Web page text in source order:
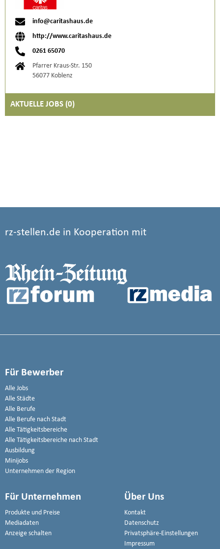
info@caritashaus.de
http://www.caritashaus.de
0261 65070
Pfarrer Kraus-Str. 150
56077 Koblenz
AKTUELLE JOBS (0)
rz-stellen.de in Kooperation mit
Für Bewerber
Alle Jobs
Alle Städte
Alle Berufe
Alle Berufe nach Stadt
Alle Tätigkeitsbereiche
Alle Tätigkeitsbereiche nach Stadt
Ausbildung
Minijobs
Unternehmen der Region
Für Unternehmen
Produkte und Preise
Mediadaten
Anzeige schalten
Über Uns
Kontakt
Datenschutz
Privatsphäre-Einstellungen
Impressum